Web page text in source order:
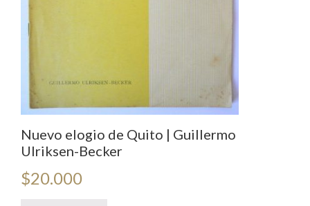
Nuevo elogio de Quito | Guillermo
Ulriksen-Becker
$20.000